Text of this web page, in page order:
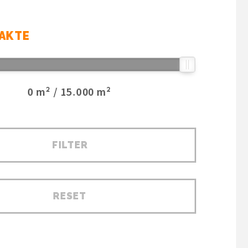
0 m² / 15.000 m²